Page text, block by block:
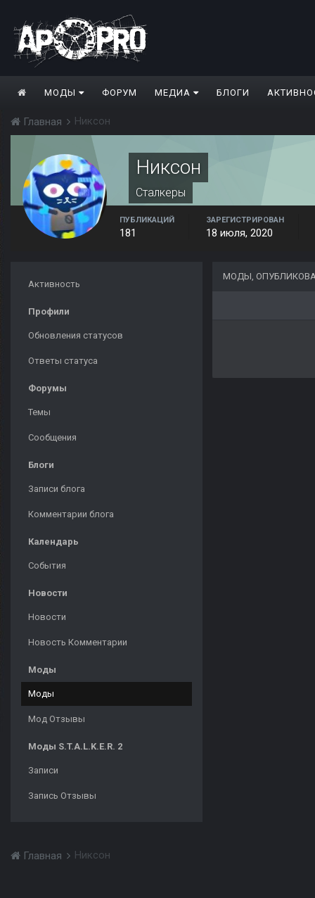
МОДЫ ФОРУМ МЕДИА БЛОГИ
Главная Никсон
Никсон
Сталкеры
ПУБЛИКАЦИЙ
181
ЗАРЕГИСТРИРОВАН
18 июля, 2020
Активность
Профили
Обновления статусов
Ответы статуса
Форумы
Темы
Сообщения
Блоги
Записи блога
Комментарии блога
Календарь
События
Новости
Новости
Новость Комментарии
Моды
Моды
Мод Отзывы
Моды S.T.A.L.K.E.R. 2
Записи
Запись Отзывы
МОДЫ,
Главная Никсон